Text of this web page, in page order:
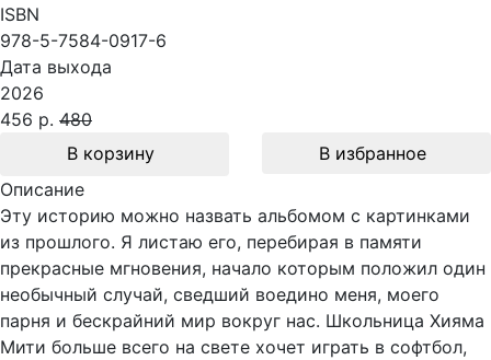
ISBN
978-5-7584-0917-6
Дата выхода
2026
456 р. 480
В корзину
В избранное
Описание
Эту историю можно назвать альбомом с картинками
из прошлого. Я листаю его, перебирая в памяти
прекрасные мгновения, начало которым положил один
необычный случай, сведший воедино меня, моего
парня и бескрайний мир вокруг нас. Школьница Хияма
Мити больше всего на свете хочет играть в софтбол,